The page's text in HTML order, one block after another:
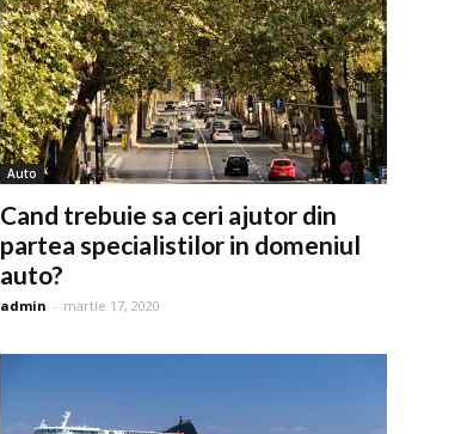
Auto
Cand trebuie sa ceri ajutor din
partea specialistilor in domeniul
auto?
admin - martie 17, 2020